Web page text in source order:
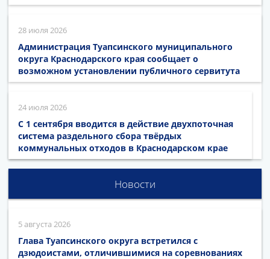
28 июля 2026
Администрация Туапсинского муниципального
округа Краснодарского края сообщает о
возможном установлении публичного сервитута
24 июля 2026
С 1 сентября вводится в действие двухпоточная
система раздельного сбора твёрдых
коммунальных отходов в Краснодарском крае
Новости
5 августа 2026
Глава Туапсинского округа встретился с
дзюдоистами, отличившимися на соревнованиях